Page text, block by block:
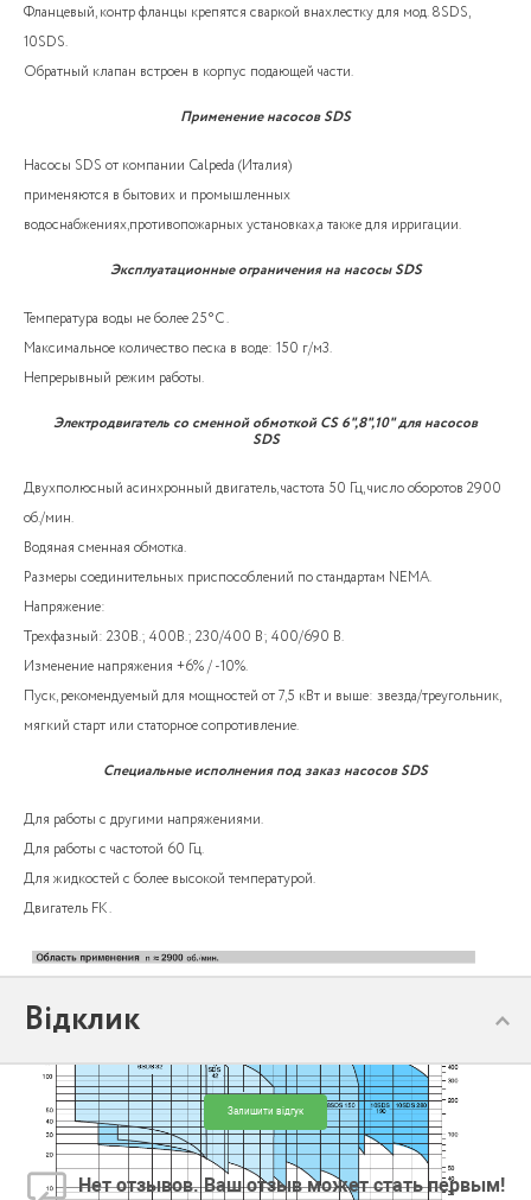
Фланцевый, контр фланцы крепятся сваркой внахлестку для мод. 8SDS,
10SDS.
Обратный клапан встроен в корпус подающей части.
Применение насосов SDS
Насосы SDS от компании Calpeda (Италия)
применяются в бытових и промышленных
водоснабжениях,противопожарных установках,а также для ирригации.
Эксплуатационные ограничения на насосы SDS
Температура воды не более 25°C .
Максимальное количество песка в воде: 150 г/м3.
Непрерывный режим работы.
Электродвигатель со сменной обмоткой CS 6",8",10" для насосов
SDS
Двухполюсный асинхронный двигатель, частота 50 Гц, число оборотов 2900
об./мин.
Водяная сменная обмотка.
Размеры соединительных приспособлений по стандартам NEMA.
Напряжение:
Трехфазный: 230В.; 400В.; 230/400 В; 400/690 В.
Изменение напряжения +6% / -10%.
Пуск, рекомендуемый для мощностей от 7,5 кВт и выше: звезда/треугольник,
мягкий старт или статорное сопротивление.
Специальные исполнения под заказ насосов SDS
Для работы с другими напряжениями.
Для работы с частотой 60 Гц.
Для жидкостей с более высокой температурой.
Двигатель FK.
Відклик
Залишити відгук
Нет отзывов. Ваш отзыв может стать первым!